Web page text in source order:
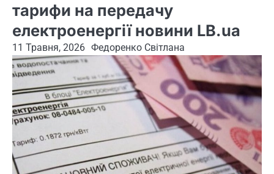
тарифи на передачу
електроенергії новини LB.ua
11 Травня, 2026 Федоренко Світлана